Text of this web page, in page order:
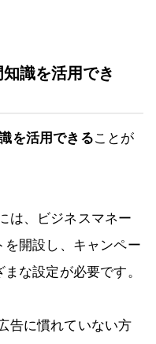
識を活用でき
を活用できることが
は、ビジネスマネー
を開設し、キャンペー
な設定が必要です。
告に慣れていない方